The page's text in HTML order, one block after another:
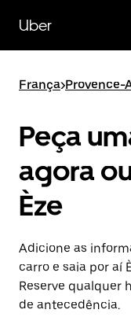
para
conteúdo
Uber
França>Provence-
Peça
agora
Èze
Adicione as
carro e saia por aí
Reserve qualquer
de antecedência.